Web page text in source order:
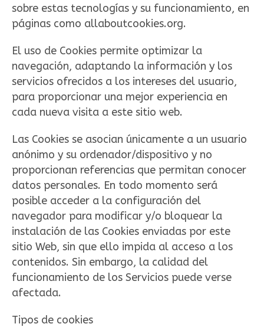
sobre estas tecnologías y su funcionamiento, en
páginas como allaboutcookies.org.
El uso de Cookies permite optimizar la
navegación, adaptando la información y los
servicios ofrecidos a los intereses del usuario,
para proporcionar una mejor experiencia en
cada nueva visita a este sitio web.
Las Cookies se asocian únicamente a un usuario
anónimo y su ordenador/dispositivo y no
proporcionan referencias que permitan conocer
datos personales. En todo momento será
posible acceder a la configuración del
navegador para modificar y/o bloquear la
instalación de las Cookies enviadas por este
sitio Web, sin que ello impida al acceso a los
contenidos. Sin embargo, la calidad del
funcionamiento de los Servicios puede verse
afectada.
Tipos de cookies